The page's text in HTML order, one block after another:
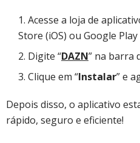
Acesse a loja de
Store (iOS) ou Google
Digite “DAZN” na barra
Clique em “Instalar” e
Depois disso, o aplicativo
rápido, seguro e eficiente!